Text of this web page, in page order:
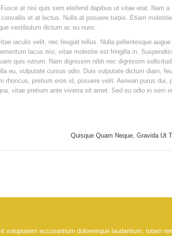
at nisi quis sem eleifend dapibus ut vitae erat. Nam a
et at lectus. Nulla at posuere turpis. Etiam
vestibulum dictum ac eu nunc.
iaculis velit, nec feugiat tellus. Nulla pellentesque augue
lacus nisi, vitae molestie est fringilla in.
quis rutrum. Nam dignissim nibh nec dignissim
eu, vulputate cursus odio. Duis vulputate dictum diam,
pretium eros id, posuere velit. Aenean purus dui,
vitae pretium ante viverra sit amet. Sed eu odio in sem
Quisque Quam Neque, Gravida Ut
voluptatem accusantium doloremque laudantium, totam